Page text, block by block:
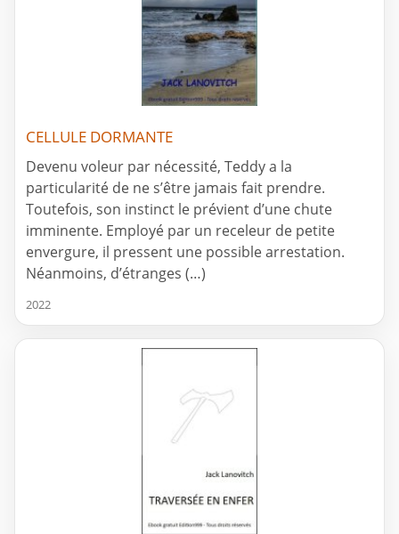
CELLULE DORMANTE
Devenu voleur par nécessité, Teddy a la
particularité de ne s’être jamais fait prendre.
Toutefois, son instinct le prévient d’une chute
imminente. Employé par un receleur de petite
envergure, il pressent une possible arrestation.
Néanmoins, d’étranges (…)
2022